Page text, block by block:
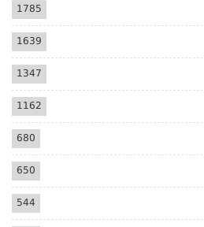
1785
1639
1347
1162
680
650
544